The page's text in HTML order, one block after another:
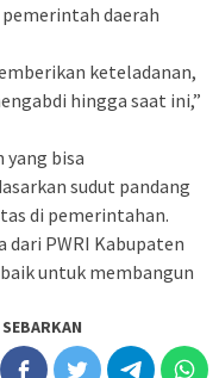
daerah
keteladanan,
hingga saat ini,”
bisa
sudut pandang
di pemerintahan.
PWRI Kabupaten
untuk membangun
SEBARKAN